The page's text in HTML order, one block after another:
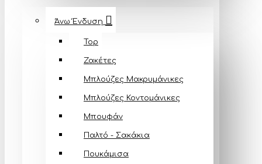
Άνω Ένδυση
Top
Ζακέτες
Μπλούζες Mακρυμάνικες
Μπλούζες Κοντομάνικες
Μπουφάν
Παλτό - Σακάκια
Πουκάμισα